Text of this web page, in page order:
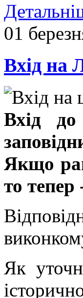
01
Вхід на
Вхід до
Якщо
то тепер
Як